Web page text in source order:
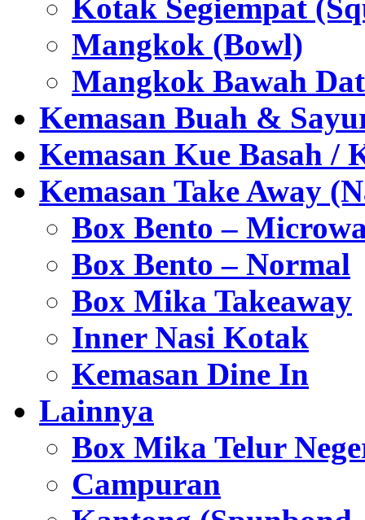
Kotak Segiempat
Mangkok (Bowl)
Mangkok Bawah
Kemasan Buah &
Kemasan Kue Basah /
Kemasan Take Away
Box Bento –
Box Bento – Normal
Box Mika Takeaway
Inner Nasi Kotak
Kemasan Dine In
Lainnya
Box Mika Telur
Campuran